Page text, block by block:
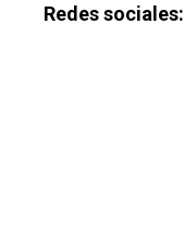
Redes sociales: